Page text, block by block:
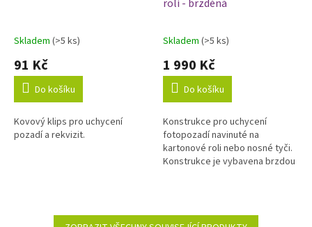
Průměrné
hodnocení
produktu
1,0
5
hvězdiček.
Skladem (>5 ks)
91 Kč
Do košíku
Kovový klips pro uchycení
pozadí a rekvizit.
roli - brzděná
Průměrné
produktu
5,0
5
hvězdiček.
Skladem (>5 ks)
1 990 Kč
Do košíku
Konstrukce pro uchycení
fotopozadí navinuté na
kartonové roli nebo nosné tyči.
Konstrukce je vybavena brzdou